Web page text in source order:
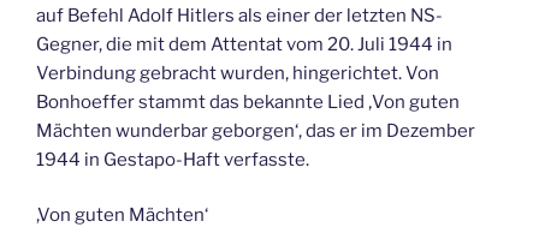
auf Befehl Adolf Hitlers als einer der letzten NS-
Gegner, die mit dem Attentat vom 20. Juli 1944 in
Verbindung gebracht wurden, hingerichtet. Von
Bonhoeffer stammt das bekannte Lied ‚Von guten
Mächten wunderbar geborgen‘, das er im Dezember
1944 in Gestapo-Haft verfasste.
,Von guten Mächten‘